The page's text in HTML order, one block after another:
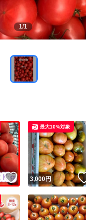
1/1
いいね！
3,000円
最大10%対象